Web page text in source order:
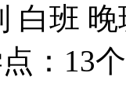
白班 晚
：13个